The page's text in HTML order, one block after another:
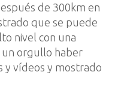
de 300km en
que se puede
nivel con una
un orgullo haber
y vídeos y mostrado